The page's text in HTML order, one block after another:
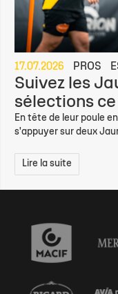
17.07.2026 PROS
Suivez les
sélections
En tête de leur poule
s'appuyer sur deux
Lire la suite